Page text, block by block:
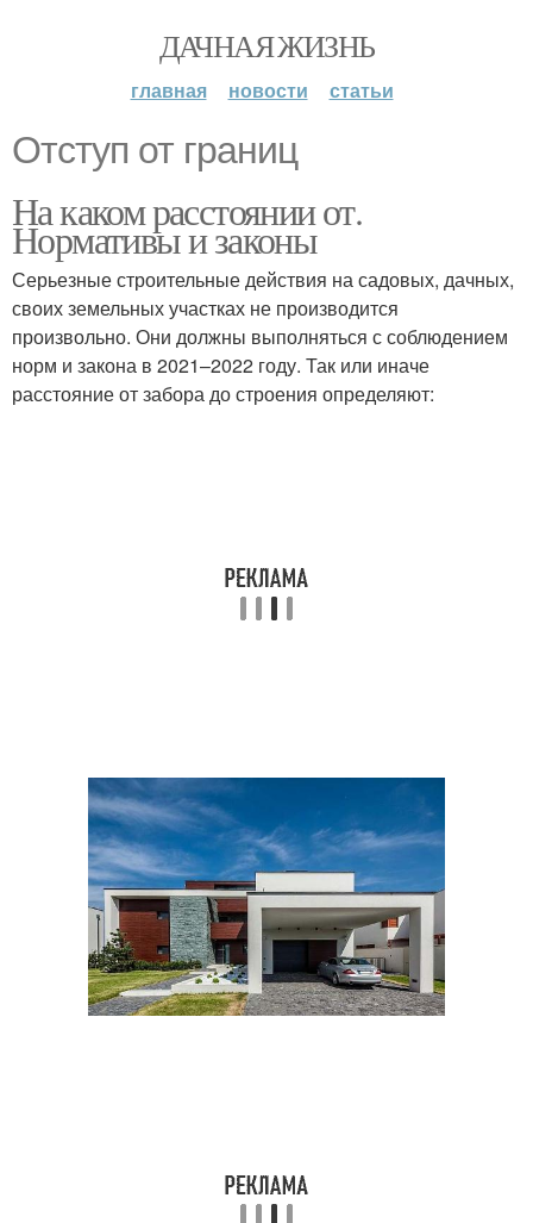
ДАЧНАЯ ЖИЗНЬ
главная новости статьи
Отступ от границ
На каком расстоянии от.
Нормативы и законы
Серьезные строительные действия на садовых, дачных,
своих земельных участках не производится
произвольно. Они должны выполняться с соблюдением
норм и закона в 2021–2022 году. Так или иначе
расстояние от забора до строения определяют: